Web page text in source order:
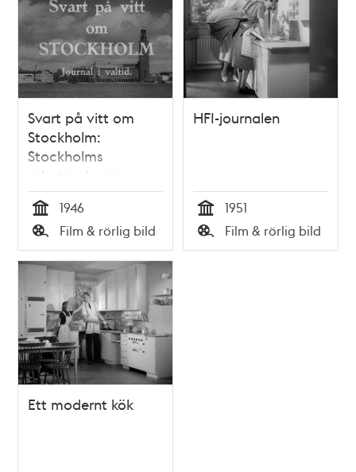
Svart på vitt om
Stockholm:
Stockholms
arbetarekommuns
valfilm
Tid
1946
Typ
Film & rörlig bild
HFI-journalen
Tid
1951
Typ
Film & rörlig bild
Ett modernt kök